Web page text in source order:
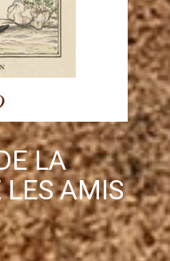
LA
AMIS